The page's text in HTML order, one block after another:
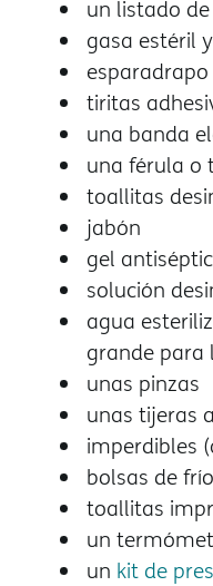
un listado
gasa estéril
tiritas
una banda
una férula o
toallitas
jabón
gel
solución
agua
grande para
unas pinzas
unas tijeras
imperdibles
bolsas de
toallitas
un
un kit de